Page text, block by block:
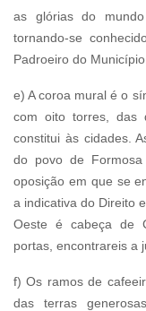
as glórias do
tornando-se
Padroeiro do Município.
e) A coroa mural é o
com oito torres, das
constitui às cidades.
do povo de
oposição em que se
a indicativa do Direito
Oeste é cabeça de
portas, encontrareis a
f) Os ramos de
das terras